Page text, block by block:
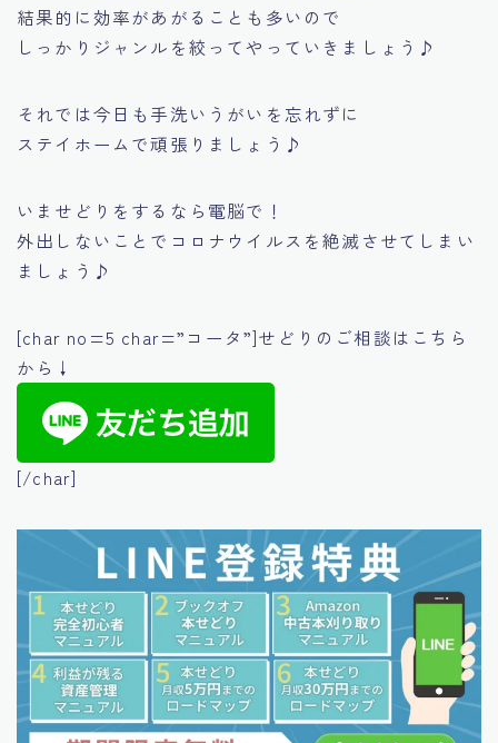
結果的に効率があがることも多いので
しっかりジャンルを絞ってやっていきましょう♪
それでは今日も手洗いうがいを忘れずに
ステイホームで頑張りましょう♪
いませどりをするなら電脳で！
外出しないことでコロナウイルスを絶滅させてしまい
ましょう♪
[char no=5 char=”コータ”]せどりのご相談はこちら
から↓
[/char]